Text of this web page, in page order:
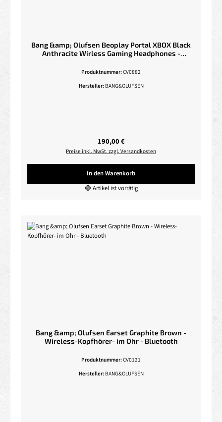
Bang &amp; Olufsen Beoplay Portal XBOX Black
Anthracite Wirless Gaming Headphones -
Produktnummer:CV0882
Hersteller: BANG&OLUFSEN
Regulärer Preis:
190,00 €
Preise inkl. MwSt. zzgl. Versandkosten
In den Warenkorb
🟢 Artikel ist vorrätig
Bang &amp; Olufsen Earset Graphite Brown -
Wireless-Kopfhörer- im Ohr - Bluetooth
Produktnummer:CV0121
Hersteller: BANG&OLUFSEN